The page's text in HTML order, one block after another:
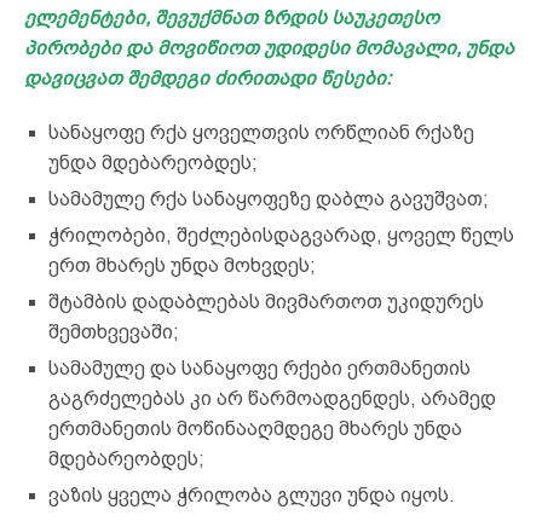
ელემენტები, შევუქმნათ ზრდის საუკეთესო
პირობები და მოვიწიოთ უდიდესი მომავალი, უნდა
დავიცვათ შემდეგი ძირითადი წესები:
სანაყოფე რქა ყოველთვის ორწლიან რქაზე
უნდა მდებარეობდეს;
სამამულე რქა სანაყოფეზე დაბლა გავუშვათ;
ჭრილობები, შეძლებისდაგვარად, ყოველ წელს
ერთ მხარეს უნდა მოხვდეს;
შტამბის დადაბლებას მივმართოთ უკიდურეს
შემთხვევაში;
სამამულე და სანაყოფე რქები ერთმანეთის
გაგრძელებას კი არ წარმოადგენდეს, არამედ
ერთმანეთის მოწინააღმდეგე მხარეს უნდა
მდებარეობდეს;
ვაზის ყველა ჭრილობა გლუვი უნდა იყოს.